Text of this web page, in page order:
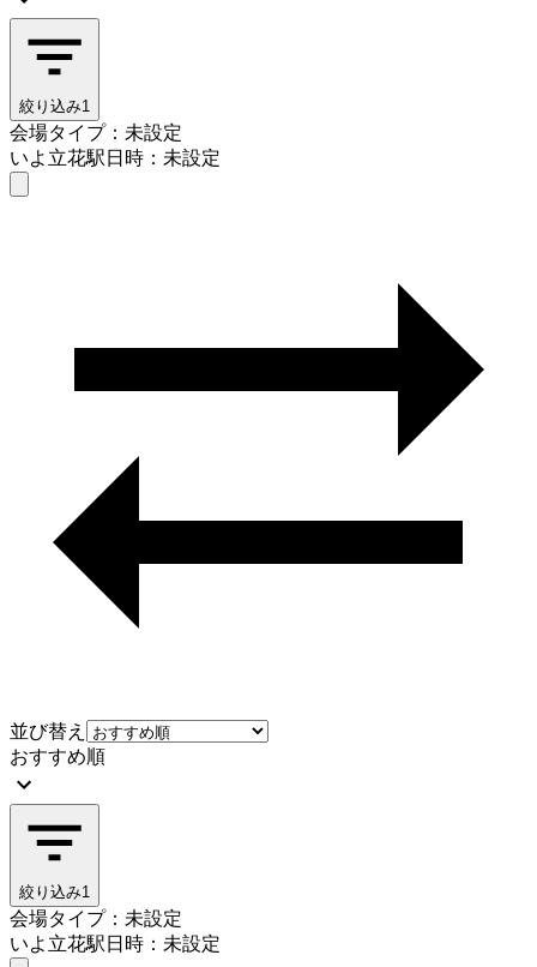
絞り込み1
会場タイプ：未設定
いよ立花駅日時：未設定
並び替え
おすすめ順
絞り込み1
会場タイプ：未設定
いよ立花駅日時：未設定